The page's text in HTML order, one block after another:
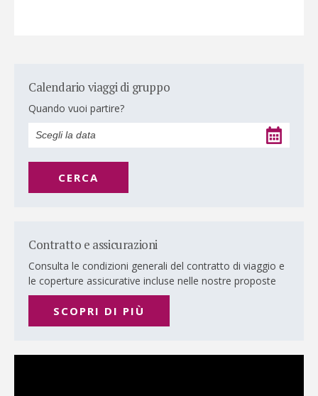
Calendario viaggi di gruppo
Quando vuoi partire?
CERCA
Contratto e assicurazioni
Consulta le condizioni generali del contratto di viaggio e
le coperture assicurative incluse nelle nostre proposte
SCOPRI DI PIÙ